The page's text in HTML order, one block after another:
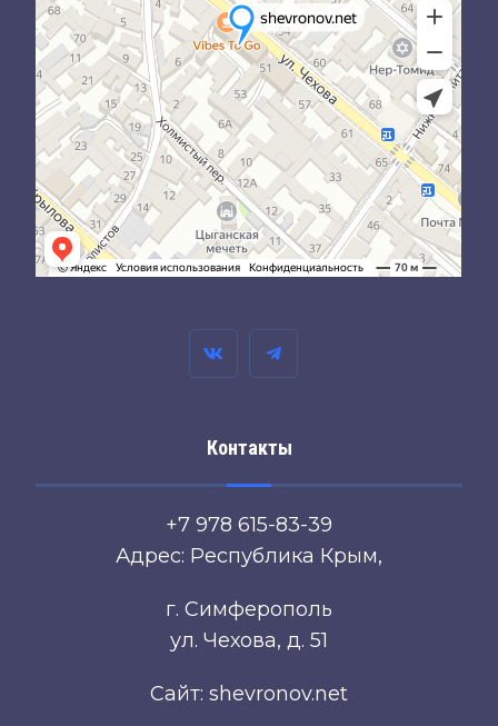
Контакты
+7 978 615-83-39
Адрес: Республика Крым,
г. Симферополь
ул. Чехова, д. 51
Сайт: shevronov.net